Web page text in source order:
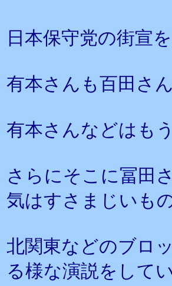
日本保守党の街宣
有本さんも百田さ
有本さんなどはも
さらにそこに冨田
気はすさまじいも
北関東などのブロ
る様な演説をしてい